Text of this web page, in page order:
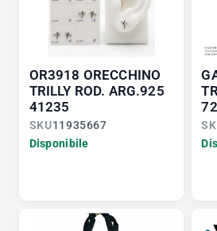
OR3918 ORECCHINO
TRILLY ROD. ARG.925
41235
SKU11935667
Disponibile